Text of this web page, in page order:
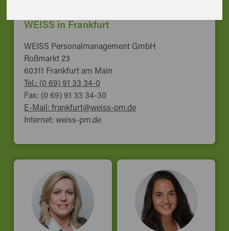
WEISS in Frankfurt
WEISS Personalmanagement GmbH
Roßmarkt 23
60311 Frankfurt am Main
Tel.: (0 69) 91 33 34-0
Fax: (0 69) 91 33 34-30
E-Mail: frankfurt@weiss-pm.de
Internet: weiss-pm.de